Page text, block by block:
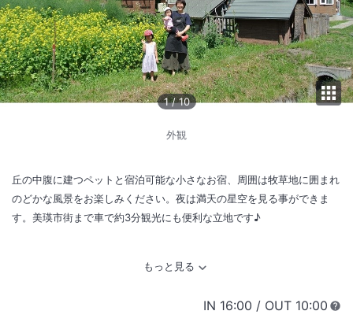
1 /10
外観
丘の中腹に建つペットと宿泊可能な小さなお宿、周囲は牧草地に囲まれ
のどかな風景をお楽しみください。夜は満天の星空を見る事ができま
す。美瑛市街まで車で約3分観光にも便利な立地です♪
IN チェックイン
16:00 / OUT チェック
10:00